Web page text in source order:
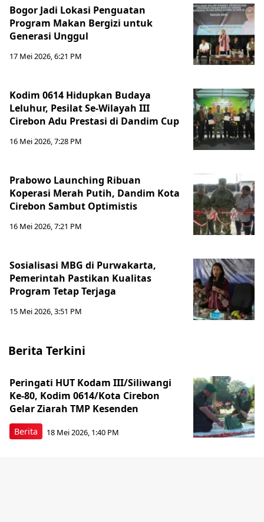
Bogor Jadi Lokasi Penguatan
Program Makan Bergizi untuk
Generasi Unggul
17 Mei 2026, 6:21 PM
Kodim 0614 Hidupkan Budaya
Leluhur, Pesilat Se-Wilayah III
Cirebon Adu Prestasi di Dandim Cup
16 Mei 2026, 7:28 PM
Prabowo Launching Ribuan
Koperasi Merah Putih, Dandim Kota
Cirebon Sambut Optimistis
16 Mei 2026, 7:21 PM
Sosialisasi MBG di Purwakarta,
Pemerintah Pastikan Kualitas
Program Tetap Terjaga
15 Mei 2026, 3:51 PM
Berita Terkini
Berita
Peringati HUT Kodam III/Siliwangi
Ke-80, Kodim 0614/Kota Cirebon
Gelar Ziarah TMP Kesenden
18 Mei 2026, 1:40 PM